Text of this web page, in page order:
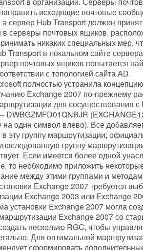
исходящие почтовые
сервер Hub Transport должен
в серверы почтовых ящиков,
никаких специальных мер,
Transport в локальном сайте
почтовых ящиков попытается
с топологией сайта AD.
полностью устранила
Exchange 2007 по-прежнему
для сосуществования
один символ влево). Все
эту группу маршрутизации;
группу
Если имеется более одной
то необходимо приложить
между этими группами и
Exchange 2007 требуется
Exchange 2003 или Exchange
установки Exchange 2007 могла
Exchange 2007 со
несколько RGC, чтобы
Для оптимальной
сформировать